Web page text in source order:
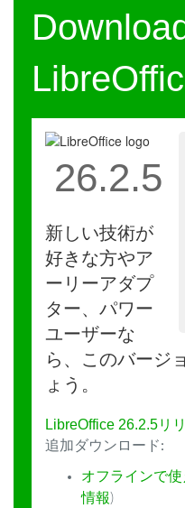
26.2.5
新しい技術が
好きな方やア
ーリーアダプ
ター、パワー
ユーザーな
ら、このバージ
ょう。
LibreOffice 26.2.5リ
追加ダウンロード:
オフラインで
情報)